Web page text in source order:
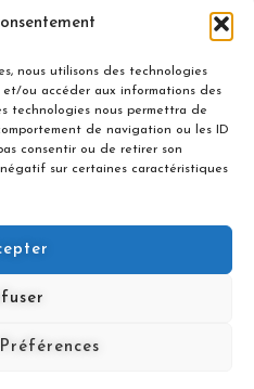
nous utilisons des technologies
ou accéder aux informations des
technologies nous permettra de
de navigation ou les ID
consentir ou de retirer son
sur certaines caractéristiques
de :